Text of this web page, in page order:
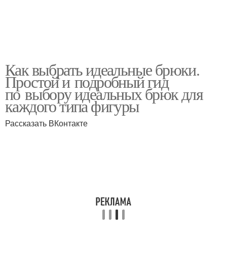
Как выбрать идеальные брюки.
Простой и подробный гид
по выбору идеальных брюк для
каждого типа фигуры
Рассказать ВКонтакте